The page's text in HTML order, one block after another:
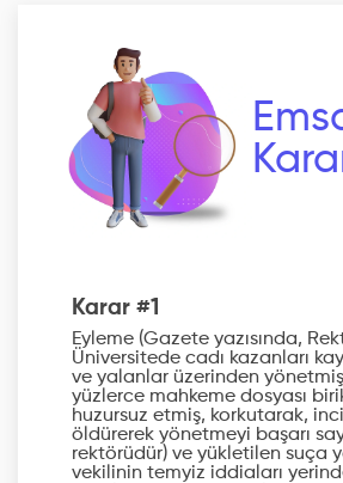
Karar #1
Eyleme (Gazete yazısında,
Üniversitede cadı kazanları
ve yalanlar üzerinden
yüzlerce mahkeme dosyası
huzursuz etmiş, korkutarak,
öldürerek yönetmeyi başarı
rektörüdür) ve yükletilen suça
vekilinin temyiz iddiaları